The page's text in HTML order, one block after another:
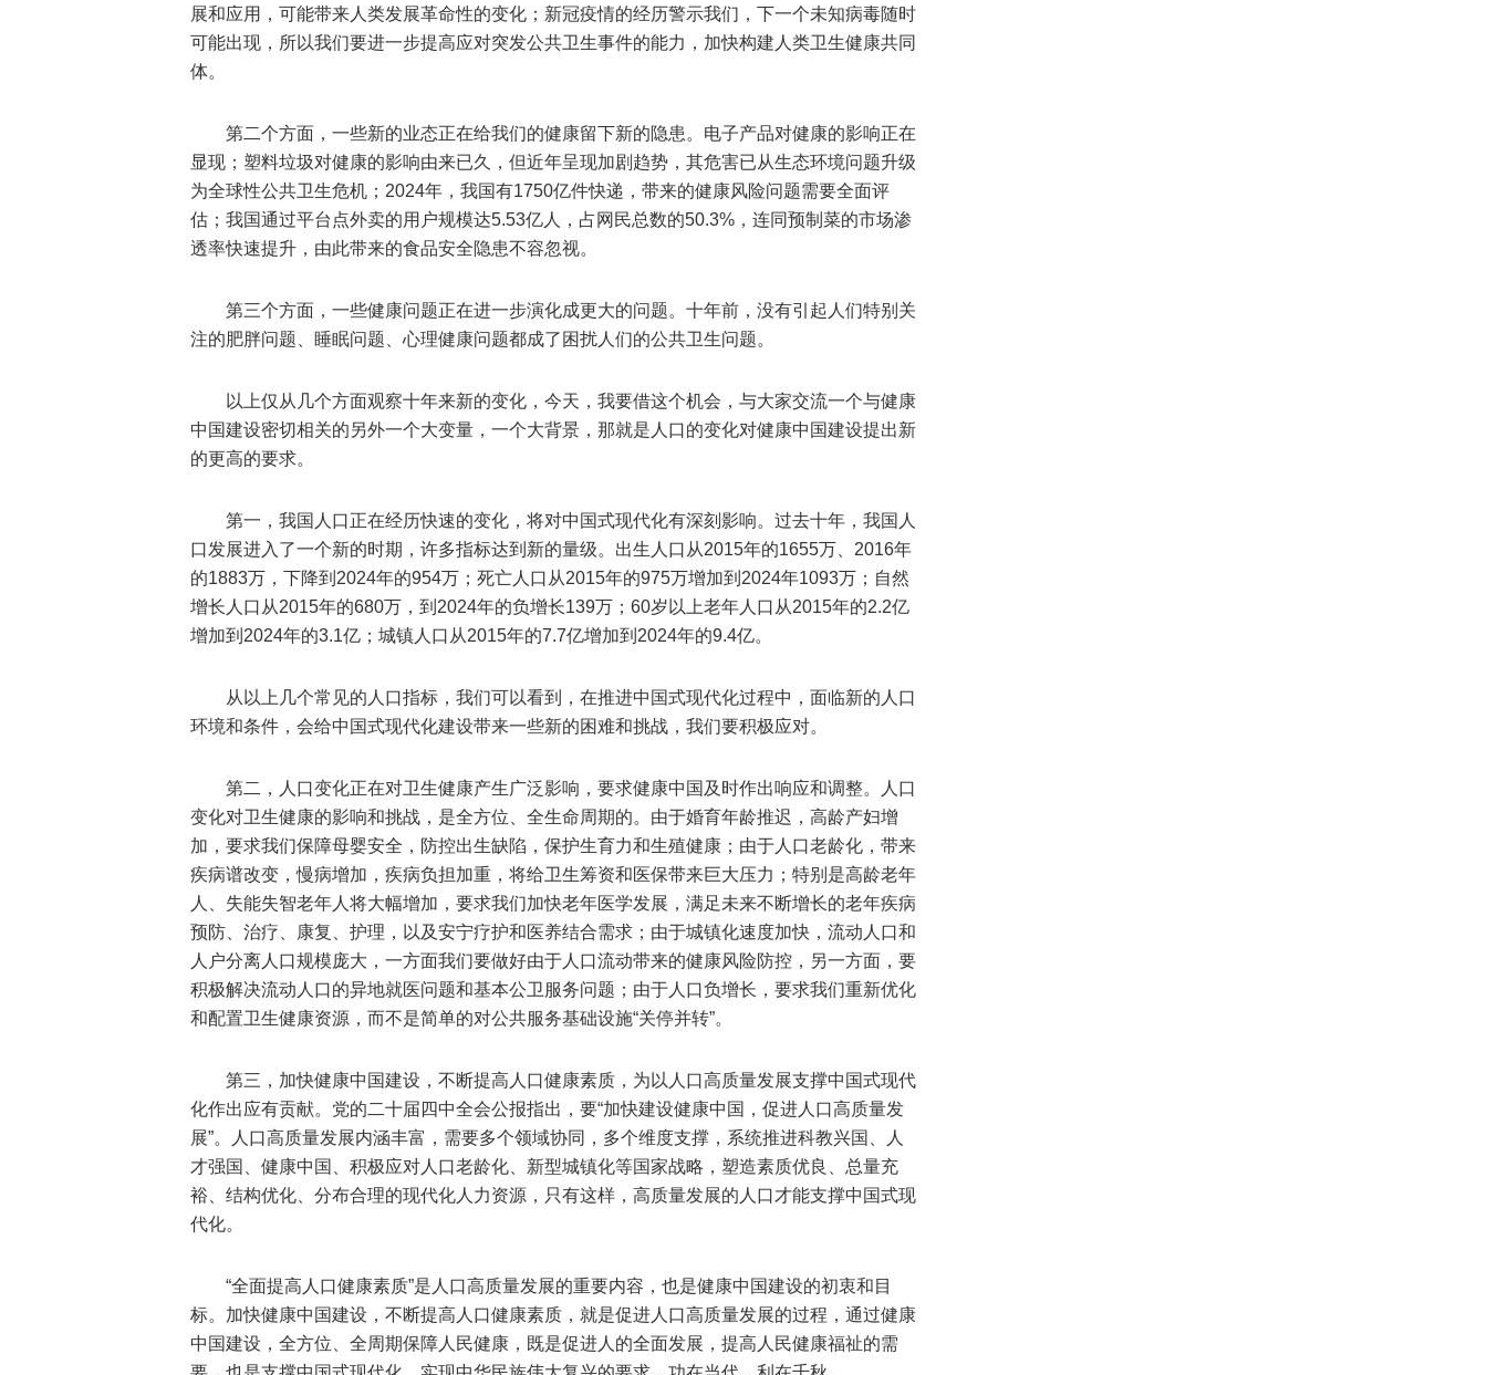
展和应用，可能带来人类发展革命性的变化；新冠疫情的经历警示我们，下一个未知病毒随时
可能出现，所以我们要进一步提高应对突发公共卫生事件的能力，加快构建人类卫生健康共同
体。
第二个方面，一些新的业态正在给我们的健康留下新的隐患。电子产品对健康的影响正在
显现；塑料垃圾对健康的影响由来已久，但近年呈现加剧趋势，其危害已从生态环境问题升级
为全球性公共卫生危机；2024年，我国有1750亿件快递，带来的健康风险问题需要全面评
估；我国通过平台点外卖的用户规模达5.53亿人，占网民总数的50.3%，连同预制菜的市场渗
透率快速提升，由此带来的食品安全隐患不容忽视。
第三个方面，一些健康问题正在进一步演化成更大的问题。十年前，没有引起人们特别关
注的肥胖问题、睡眠问题、心理健康问题都成了困扰人们的公共卫生问题。
以上仅从几个方面观察十年来新的变化，今天，我要借这个机会，与大家交流一个与健康
中国建设密切相关的另外一个大变量，一个大背景，那就是人口的变化对健康中国建设提出新
的更高的要求。
第一，我国人口正在经历快速的变化，将对中国式现代化有深刻影响。过去十年，我国人
口发展进入了一个新的时期，许多指标达到新的量级。出生人口从2015年的1655万、2016年
的1883万，下降到2024年的954万；死亡人口从2015年的975万增加到2024年1093万；自然
增长人口从2015年的680万，到2024年的负增长139万；60岁以上老年人口从2015年的2.2亿
增加到2024年的3.1亿；城镇人口从2015年的7.7亿增加到2024年的9.4亿。
从以上几个常见的人口指标，我们可以看到，在推进中国式现代化过程中，面临新的人口
环境和条件，会给中国式现代化建设带来一些新的困难和挑战，我们要积极应对。
第二，人口变化正在对卫生健康产生广泛影响，要求健康中国及时作出响应和调整。人口
变化对卫生健康的影响和挑战，是全方位、全生命周期的。由于婚育年龄推迟，高龄产妇增
加，要求我们保障母婴安全，防控出生缺陷，保护生育力和生殖健康；由于人口老龄化，带来
疾病谱改变，慢病增加，疾病负担加重，将给卫生筹资和医保带来巨大压力；特别是高龄老年
人、失能失智老年人将大幅增加，要求我们加快老年医学发展，满足未来不断增长的老年疾病
预防、治疗、康复、护理，以及安宁疗护和医养结合需求；由于城镇化速度加快，流动人口和
人户分离人口规模庞大，一方面我们要做好由于人口流动带来的健康风险防控，另一方面，要
积极解决流动人口的异地就医问题和基本公卫服务问题；由于人口负增长，要求我们重新优化
和配置卫生健康资源，而不是简单的对公共服务基础设施“关停并转”。
第三，加快健康中国建设，不断提高人口健康素质，为以人口高质量发展支撑中国式现代
化作出应有贡献。党的二十届四中全会公报指出，要“加快建设健康中国，促进人口高质量发
展”。人口高质量发展内涵丰富，需要多个领域协同，多个维度支撑，系统推进科教兴国、人
才强国、健康中国、积极应对人口老龄化、新型城镇化等国家战略，塑造素质优良、总量充
裕、结构优化、分布合理的现代化人力资源，只有这样，高质量发展的人口才能支撑中国式现
代化。
“全面提高人口健康素质”是人口高质量发展的重要内容，也是健康中国建设的初衷和目
标。加快健康中国建设，不断提高人口健康素质，就是促进人口高质量发展的过程，通过健康
中国建设，全方位、全周期保障人民健康，既是促进人的全面发展，提高人民健康福祉的需